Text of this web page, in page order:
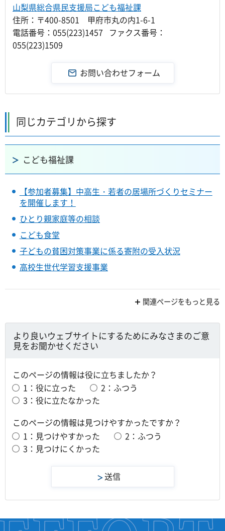
山梨県総合県民支援局こども福祉課
住所：〒400-8501 甲府市丸の内1-6-1
電話番号：055(223)1457 ファクス番号：
055(223)1509
同じカテゴリから探す
こども福祉課
【参加者募集】中高生・若者の居場所づくりセミナー
を開催します！
ひとり親家庭等の相談
こども食堂
子どもの貧困対策事業に係る寄附の受入状況
高校生世代学習支援事業
関連ページをもっと見る
より良いウェブサイトにするためにみなさまのご意
見をお聞かせください
このページの情報は役に立ちましたか？
1：役に立った
2：ふつう
3：役に立たなかった
このページの情報は見つけやすかったですか？
1：見つけやすかった
2：ふつう
3：見つけにくかった